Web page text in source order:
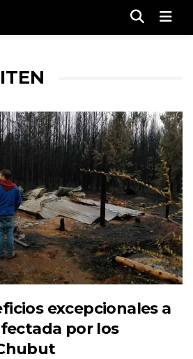
excepcionales a
por los